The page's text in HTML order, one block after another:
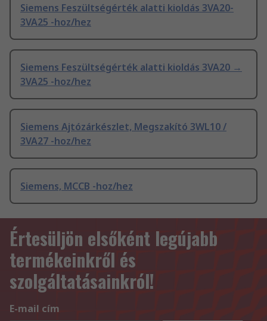
Siemens Feszültségérték alatti kioldás 3VA20-
3VA25 -hoz/hez
Siemens Feszültségérték alatti kioldás 3VA20 →
3VA25 -hoz/hez
Siemens Ajtózárkészlet, Megszakító 3WL10 /
3VA27 -hoz/hez
Siemens, MCCB -hoz/hez
Értesüljön elsőként legújabb
termékeinkről és
szolgáltatásainkról!
E-mail cím